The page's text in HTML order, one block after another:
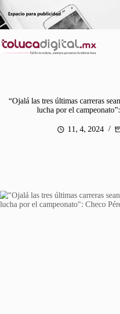
Saltar
al
contenido
“Ojalá las tres últimas carreras
lucha por el
11, 4, 2024